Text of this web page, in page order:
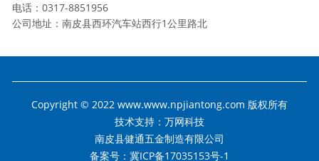
电话：0317-8851956
公司地址：南皮县西环汽车站西行1公里路北
Copyright © 2022 www.www.npjiantong.com 版权所有
技术支持： 万网科技
南皮县健通五金制造有限公司
备案号：冀ICP备17035153号-1